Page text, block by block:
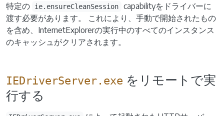
特定の
ie.ensureCleanSession
capabilityをドライバーに
渡す必要があります。 これにより、手動で開始されたもの
を含め、InternetExplorerの実行中のすべてのインスタンス
のキャッシュがクリアされます。
IEDriverServer.exe をリモートで実
行する